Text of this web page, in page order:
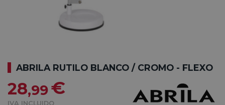
ABRILA RUTILO BLANCO / CROMO - FLEXO
28,99€
IVA INCLUIDO